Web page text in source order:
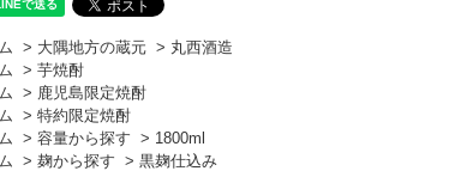
> 大隅地方の蔵元 > 丸西酒造
> 芋焼酎
> 鹿児島限定焼酎
> 特約限定焼酎
> 容量から探す > 1800ml
> 麹から探す > 黒麹仕込み